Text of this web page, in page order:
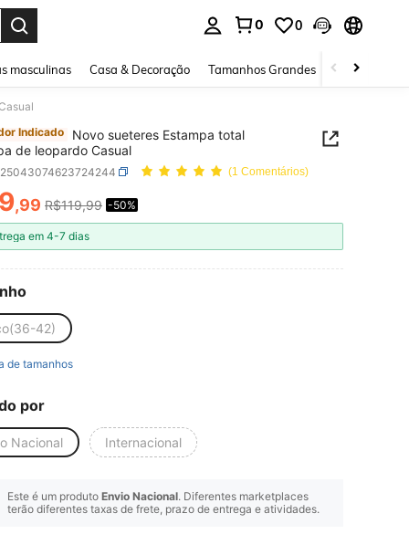
0 0
masculinas Casa & Decoração Tamanhos Grandes Joias e
Indicado
Novo sueteres Estampa total
Estampa de leopardo Casual
(1 Comentários)
AND AVAILABILITY
,99 R$119,99 -50%
em 4-7 dias
42)
de tamanhos
por
Nacional Internacional
Este é um produto Envio Nacional. Diferentes marketplaces
terão diferentes taxas de frete, prazo de entrega e atividades.